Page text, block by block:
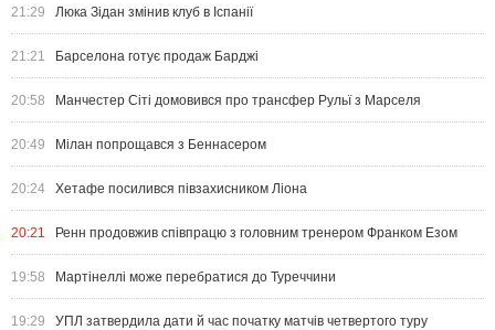
21:29 Люка Зідан змінив клуб в Іспанії
21:21 Барселона готує продаж Барджі
20:58 Манчестер Сіті домовився про трансфер Рульї з Марселя
20:49 Мілан попрощався з Беннасером
20:24 Хетафе посилився півзахисником Ліона
20:21 Ренн продовжив співпрацю з головним тренером Франком Езом
19:58 Мартінеллі може перебратися до Туреччини
19:29 УПЛ затвердила дати й час початку матчів четвертого туру